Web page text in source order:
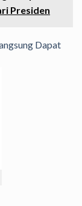
Presiden
Dapat